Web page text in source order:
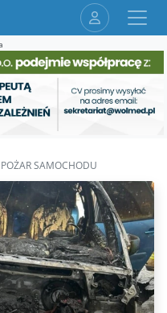
POŻAR SAMOCHODU